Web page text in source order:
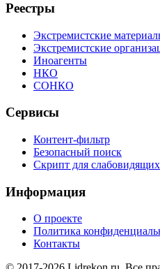
Реестры
Экстремистские
Экстремистские
Иноагенты
НКО
СОНКО
Сервисы
Контент-фильтр
Безопасный поиск
Скрипт для слабовидящих
Информация
О проекте
Политика
Контакты